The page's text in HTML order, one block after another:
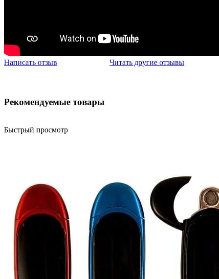
Написать отзыв Читать другие отзывы
Рекомендуемые товары
Быстрый просмотр